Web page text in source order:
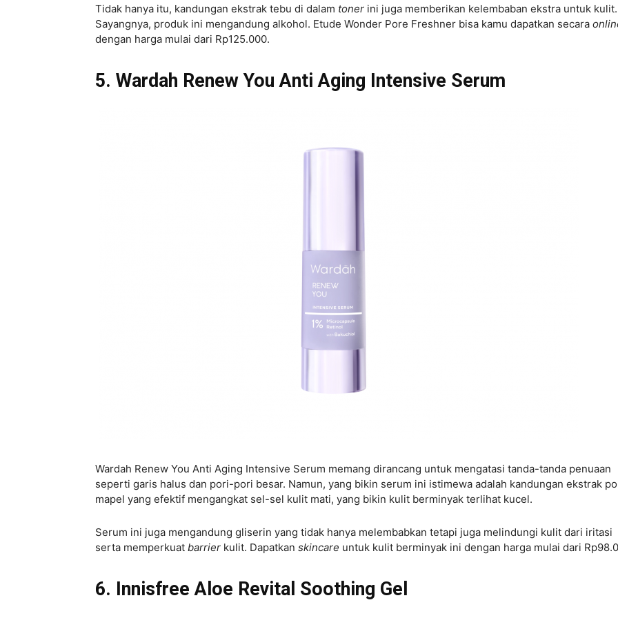
Tidak hanya itu, kandungan ekstrak tebu di dalam toner ini juga memberikan kelembaban ekstra untuk kulit.
Sayangnya, produk ini mengandung alkohol. Etude Wonder Pore Freshner bisa kamu dapatkan secara
dengan harga mulai dari Rp125.000.
5. Wardah Renew You Anti Aging Intensive Serum
Wardah Renew You Anti Aging Intensive Serum memang dirancang untuk mengatasi tanda-tanda penuaan
seperti garis halus dan pori-pori besar. Namun, yang bikin serum ini istimewa adalah kandungan ekstrak
mapel yang efektif mengangkat sel-sel kulit mati, yang bikin kulit berminyak terlihat kucel.
Serum ini juga mengandung gliserin yang tidak hanya melembabkan tetapi juga melindungi kulit dari iritasi
serta memperkuat barrier kulit. Dapatkan skincare untuk kulit berminyak ini dengan harga mulai dari
6. Innisfree Aloe Revital Soothing Gel